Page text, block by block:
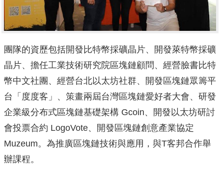
團隊的資歷包括開發比特幣採礦晶片、開發萊特幣採礦
晶片、擔任工業技術研究院區塊鏈顧問、經營臉書比特
幣中文社團、經營台北以太坊社群、開發區塊鏈眾籌平
台「度度客」、策畫兩屆台灣區塊鏈愛好者大會、研發
企業級分布式區塊鏈基礎架構 Gcoin、開發以太坊研討
會投票合約 LogoVote、開發區塊鏈創意產業協定
Muzeum。為推廣區塊鏈技術與應用，與T客邦合作舉
辦課程。